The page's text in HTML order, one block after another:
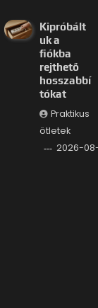
Kipróbált
uk a
fiókba
rejthető
hosszabbí
tókat
Praktikus
ötletek
2026-